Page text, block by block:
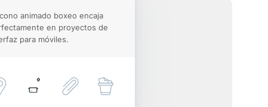
animado boxeo encaja
en proyectos de
para móviles.